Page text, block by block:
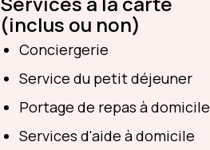
(inclus ou non)
Conciergerie
Service du petit déjeuner
Portage de repas à domicile
Services d'aide à domicile